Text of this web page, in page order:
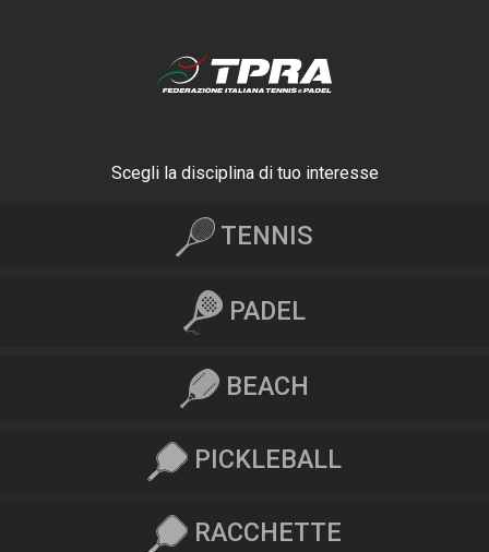
Scegli la disciplina di tuo interesse
TENNIS
PADEL
BEACH
PICKLEBALL
RACCHETTE